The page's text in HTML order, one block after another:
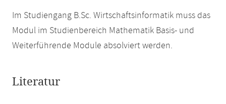
Im Studiengang B.Sc. Wirtschaftsinformatik muss das
Modul im Studienbereich Mathematik Basis- und
Weiterführende Module absolviert werden.
Literatur